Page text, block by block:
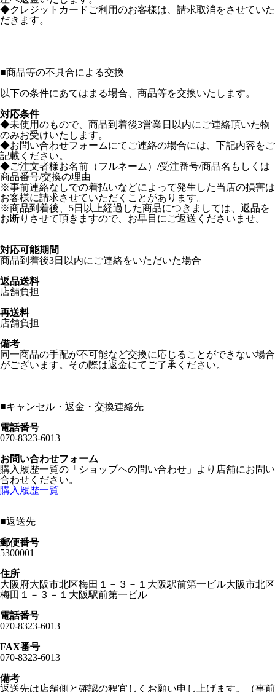
◆クレジットカードご利用のお客様は、請求取消をさせていた
だきます。
■商品等の不具合による交換
以下の条件にあてはまる場合、商品等を交換いたします。
対応条件
◆未使用のもので、商品到着後3営業日以内にご連絡頂いた物
のみお受けいたします。
◆お問い合わせフォームにてご連絡の場合には、下記内容をご
記載ください。
◆ご注文者様お名前（フルネーム）/受注番号/商品名もしくは
商品番号/交換の理由
※事前連絡なしでの着払いなどによって発生した当店の損害は
お客様に請求させていただくことがあります。
※商品到着後、5日以上経過した商品につきましては、返品を
お断りさせて頂きますので、お早目にご返送くださいませ。
対応可能期間
商品到着後3日以内にご連絡をいただいた場合
返品送料
店舗負担
再送料
店舗負担
備考
同一商品の手配が不可能など交換に応じることができない場合
がございます。その際は返金にてご了承ください。
■キャンセル・返金・交換連絡先
電話番号
070-8323-6013
お問い合わせフォーム
購入履歴一覧の「ショップヘの問い合わせ」より店舗にお問い
合わせください。
購入履歴一覧
■返送先
郵便番号
5300001
住所
大阪府大阪市北区梅田１－３－１大阪駅前第一ビル大阪市北区
梅田１－３－１大阪駅前第一ビル
電話番号
070-8323-6013
FAX番号
070-8323-6013
備考
返送先は店舗側と確認の程宜しくお願い申し上げます。（事前